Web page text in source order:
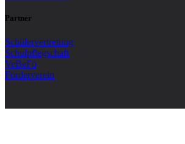
Partner
Schülervertretung
Schulpflegschaft
VeBeFö
Förderverein